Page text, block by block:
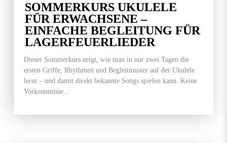
SOMMERKURS UKULELE
FÜR ERWACHSENE –
EINFACHE BEGLEITUNG FÜR
LAGERFEUERLIEDER
Dieser Sommerkurs zeigt, wie man in nur zwei Tagen die
ersten Griffe, Rhythmen und Begleitmuster auf der Ukulele
lernt – und damit direkt bekannte Songs spielen kann. Keine
Vorkenntnisse...